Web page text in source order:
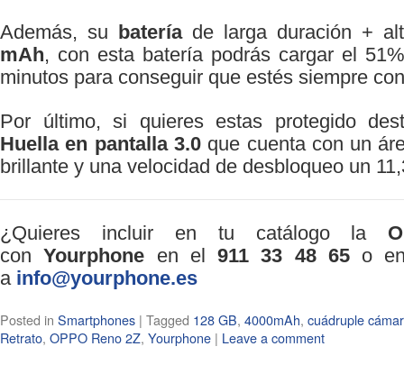
Además, su bateríade larga duración +
mAh, con esta batería podrás cargar el
minutos para conseguir que estés siempre
Por último, si quieres estas protegido
Huella en pantalla 3.0que cuenta con un
brillante y una velocidad de desbloqueo un
¿Quieres incluir en tu catálogo la
conYourphone en el 911 33 48 65o
a info@yourphone.es
Posted in Smartphones | Tagged 128 GB, 4000mAh, cuádruple
Retrato, OPPO Reno 2Z, Yourphone | Leave a comment